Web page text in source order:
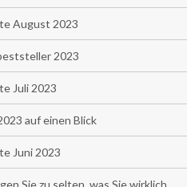
August 2023
2023
Juli 2023
auf einen Blick
Juni 2023